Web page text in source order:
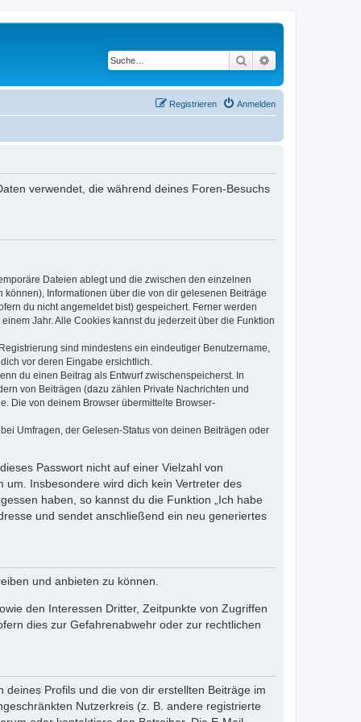
Suche
Anmelden
Registrieren
verwendet, die während deines Foren-Besuchs
Dateien ablegt und die zwischen den einzelnen
Informationen über die von dir gelesenen Beiträge
du nicht angemeldet bist) gespeichert. Ferner werden
Jahr. Alle Cookies kannst du jederzeit über die Funktion
sind mindestens ein eindeutiger Benutzername,
vor deren Eingabe ersichtlich.
du einen Beitrag als Entwurf zwischenspeicherst. In
von Beiträgen (dazu zählen Private Nachrichten und
Die von deinem Browser übermittelte Browser-
Umfragen, der Gelesen-Status von deinen Beiträgen oder
Passwort nicht auf einer Vielzahl von
Insbesondere wird dich kein Vertreter des
haben, so kannst du die Funktion „Ich habe
und sendet anschließend ein neu generiertes
und anbieten zu können.
den Interessen Dritter, Zeitpunkte von Zugriffen
dies zur Gefahrenabwehr oder zur rechtlichen
Profils und die von dir erstellten Beiträge im
Nutzerkreis (z. B. andere registrierte